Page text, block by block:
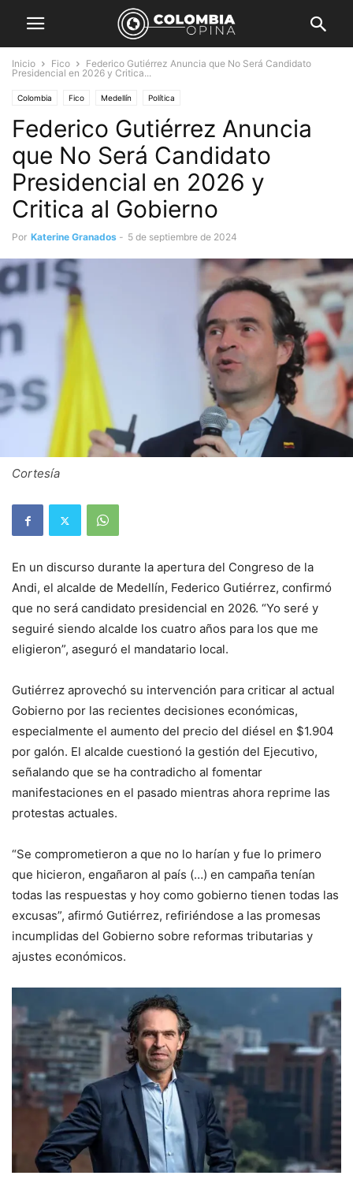
Inicio Fico
Federico Gutiérrez Anuncia que No Será Candidato
Presidencial en 2026 y Critica...
Colombia Fico Medellín Política
Federico Gutiérrez Anuncia
que No Será Candidato
Presidencial en 2026 y
Critica al Gobierno
Por Katerine Granados - 5 de septiembre de 2024
Cortesía
En un discurso durante la apertura del Congreso de la
Andi, el alcalde de Medellín, Federico Gutiérrez, confirmó
que no será candidato presidencial en 2026. “Yo seré y
seguiré siendo alcalde los cuatro años para los que me
eligieron”, aseguró el mandatario local.
Gutiérrez aprovechó su intervención para criticar al actual
Gobierno por las recientes decisiones económicas,
especialmente el aumento del precio del diésel en $1.904
por galón. El alcalde cuestionó la gestión del Ejecutivo,
señalando que se ha contradicho al fomentar
manifestaciones en el pasado mientras ahora reprime las
protestas actuales.
“Se comprometieron a que no lo harían y fue lo primero
que hicieron, engañaron al país (…) en campaña tenían
todas las respuestas y hoy como gobierno tienen todas las
excusas”, afirmó Gutiérrez, refiriéndose a las promesas
incumplidas del Gobierno sobre reformas tributarias y
ajustes económicos.